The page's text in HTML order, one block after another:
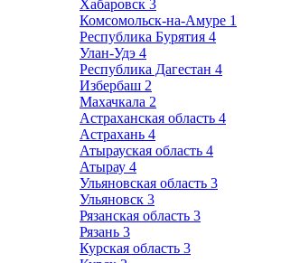
Хабаровск 3
Комсомольск-на-Амуре 1
Республика Бурятия 4
Улан-Удэ 4
Республика Дагестан 4
Избербаш 2
Махачкала 2
Астраханская область 4
Астрахань 4
Атырауская область 4
Атырау 4
Ульяновская область 3
Ульяновск 3
Рязанская область 3
Рязань 3
Курская область 3